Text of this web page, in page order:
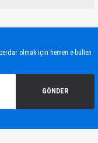
olmak için hemen e-bülten
GÖNDER